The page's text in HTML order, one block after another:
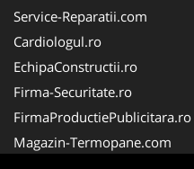
Service-Reparatii.com
Cardiologul.ro
EchipaConstructii.ro
Firma-Securitate.ro
FirmaProductiePublicitara.ro
Magazin-Termopane.com